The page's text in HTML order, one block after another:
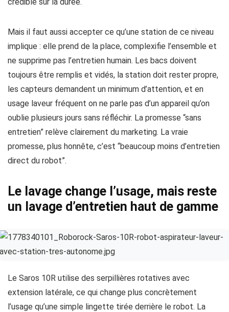
Mais il faut aussi accepter ce qu’une station de ce niveau
implique : elle prend de la place, complexifie l’ensemble et
ne supprime pas l’entretien humain. Les bacs doivent
toujours être remplis et vidés, la station doit rester propre,
les capteurs demandent un minimum d’attention, et en
usage laveur fréquent on ne parle pas d’un appareil qu’on
oublie plusieurs jours sans réfléchir. La promesse “sans
entretien” relève clairement du marketing. La vraie
promesse, plus honnête, c’est “beaucoup moins d’entretien
direct du robot”.
Le lavage change l’usage, mais reste
un lavage d’entretien haut de gamme
Le Saros 10R utilise des serpillières rotatives avec
extension latérale, ce qui change plus concrètement
l’usage qu’une simple lingette tirée derrière le robot. La